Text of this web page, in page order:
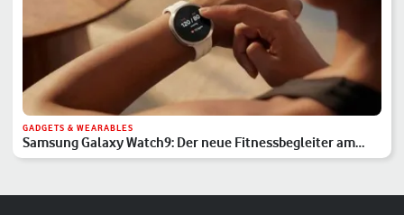
GADGETS & WEARABLES
Samsung Galaxy Watch9: Der neue Fitnessbegleiter am
Handgelenk